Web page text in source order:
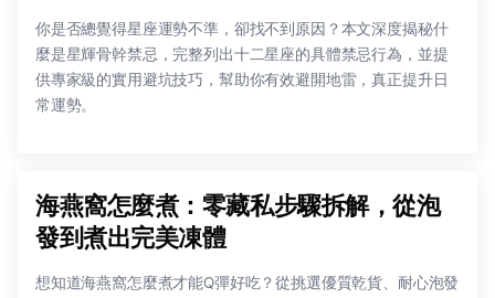
你是否總覺得星座運勢不準，卻找不到原因？本文深度揭秘什
麼是星輝骨幹禁忌，完整列出十二星座的具體禁忌行為，並提
供專家級的實用避坑技巧，幫助你有效避開地雷，真正提升日
常運勢。
海燕窩怎麼煮：零藏私步驟拆解，從泡
發到煮出完美凍體
想知道海燕窩怎麼煮才能Q彈好吃？從挑選優質乾貨、耐心泡發